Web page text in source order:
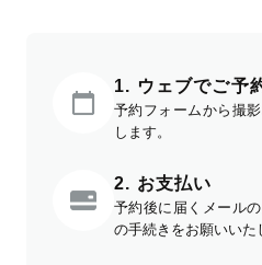
1. ウェブでご予
予約フォームから撮
します。
2. お支払い
予約後に届くメール
の手続きをお願いいた